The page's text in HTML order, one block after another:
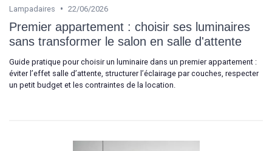
Lampadaires • 22/06/2026
Premier appartement : choisir ses luminaires
sans transformer le salon en salle d'attente
Guide pratique pour choisir un luminaire dans un premier appartement :
éviter l’effet salle d’attente, structurer l’éclairage par couches, respecter
un petit budget et les contraintes de la location.